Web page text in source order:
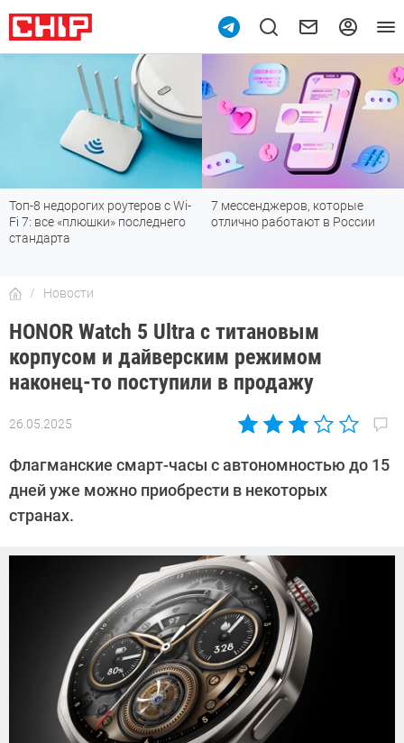
Топ-8 недорогих роутеров с Wi-
Fi 7: все «плюшки» последнего
стандарта
7 мессенджеров, которые
отлично работают в России
Новости
HONOR Watch 5 Ultra с титановым
корпусом и дайверским режимом
наконец-то поступили в продажу
26.05.2025
Автор:
Довлатова
Флагманские смарт-часы с автономностью до 15
дней уже можно приобрести в некоторых
странах.